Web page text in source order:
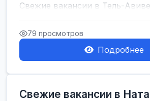
Свежие вакансии в Тель-
и женщин от хозя...
79 просмотров
Подробнее
Свежие вакансии в